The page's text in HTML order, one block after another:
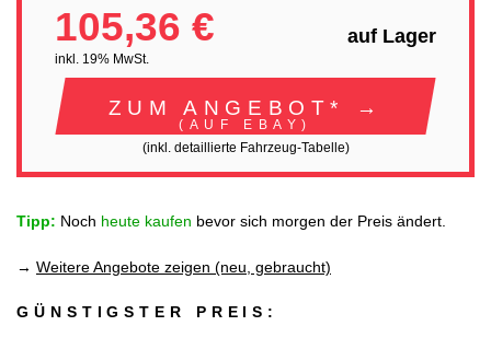
105,36 €
inkl. 19% MwSt.
auf Lager
ZUM ANGEBOT* →
(AUF EBAY)
(inkl. detaillierte Fahrzeug-Tabelle)
Tipp: Noch heute kaufen bevor sich morgen der Preis ändert.
→ Weitere Angebote zeigen (neu, gebraucht)
GÜNSTIGSTER PREIS: